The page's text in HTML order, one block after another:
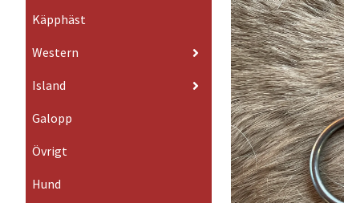
Käpphäst
Western
Island
Galopp
Övrigt
Hund